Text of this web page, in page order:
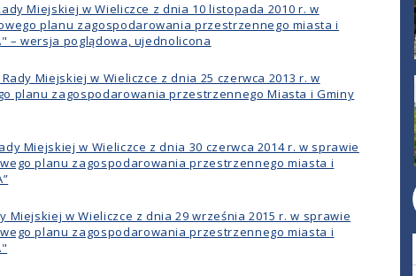
Miejskiej w Wieliczce z dnia 10 listopada 2010 r. w
planu zagospodarowania przestrzennego miasta i
– wersja poglądowa, ujednolicona
Rady Miejskiej w Wieliczce z dnia 25 czerwca 2013 r. w
planu zagospodarowania przestrzennego Miasta i Gminy
Miejskiej w Wieliczce z dnia 30 czerwca 2014 r. w sprawie
planu zagospodarowania przestrzennego miasta i
Miejskiej w Wieliczce z dnia 29 września 2015 r. w sprawie
planu zagospodarowania przestrzennego miasta i